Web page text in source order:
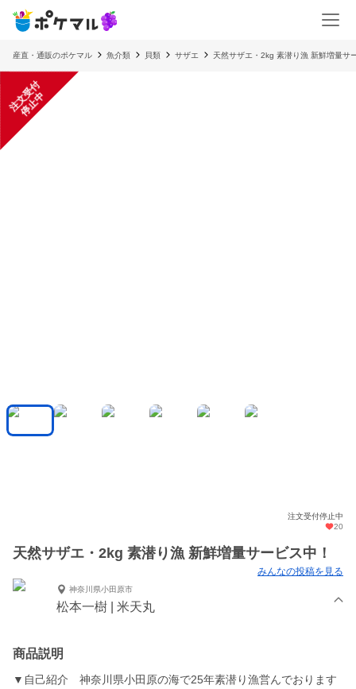
産直・通販のポケマル 魚介類 貝類 サザエ 天然サザエ・2kg 素潜り漁 新鮮増量サ
注
文
受
付
停
止
中
注文受付停止中
20
天然サザエ・2kg 素潜り漁 新鮮増量サービス中！
みんなの投稿を見る
神奈川県小田原市
松本一樹 | 米天丸
商品説明
▼自己紹介 神奈川県小田原の海で25年素潜り漁営んでおります